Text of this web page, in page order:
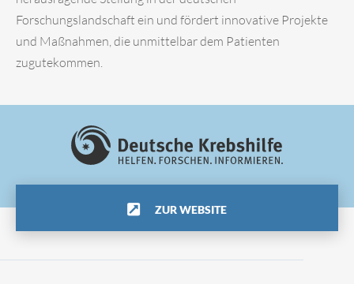
Forschungslandschaft ein und fördert innovative Projekte
und Maßnahmen, die unmittelbar dem Patienten
zugutekommen.
ZUR WEBSITE